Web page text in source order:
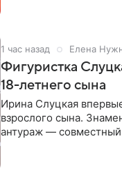
1 час назад Елена
Фигуристка
18-летнего сына
Ирина Слуцкая
взрослого сына.
антураж —